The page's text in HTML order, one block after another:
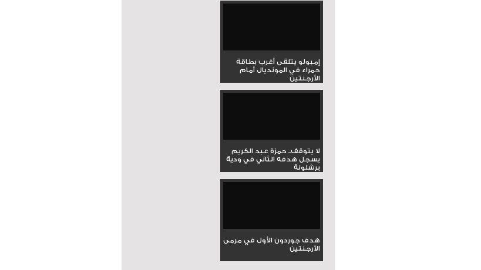
إمبولو يتلقى أغرب بطاقة
حمراء في المونديال أمام
الأرجنتين
لا يتوقف.. حمزة عبد الكريم
يسجل هدفه الثاني في ودية
برشلونة
هدف جوردون الأول في مرمى
الأرجنتين